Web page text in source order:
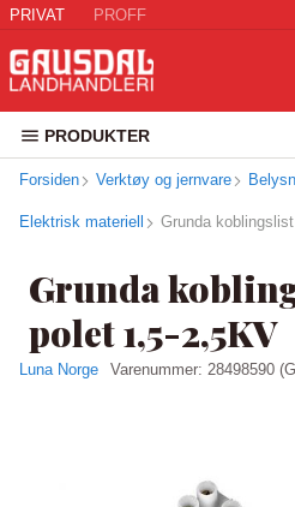
PRIVAT PROFF
PRODUKTER
Forsiden Verktøy og jernvare
Elektrisk materiell Grunda
Grunda
polet 1,5-2,5KV
Luna Norge Varenummer: 28498590